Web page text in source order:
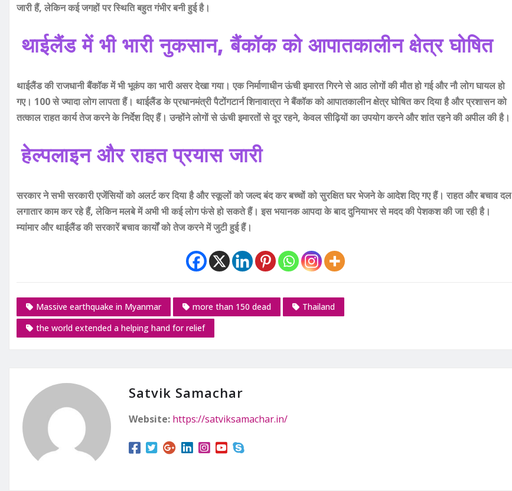
जारी हैं, लेकिन कई जगहों पर स्थिति बहुत गंभीर बनी हुई है।
थाईलैंड में भी भारी नुकसान, बैंकॉक को आपातकालीन क्षेत्र घोषित
थाईलैंड की राजधानी बैंकॉक में भी भूकंप का भारी असर देखा गया। एक निर्माणाधीन ऊंची इमारत गिरने से आठ लोगों की मौत हो गई और नौ लोग घायल हो
गए। 100 से ज्यादा लोग लापता हैं। थाईलैंड के प्रधानमंत्री पैटोंगटार्न शिनावात्रा ने बैंकॉक को आपातकालीन क्षेत्र घोषित कर दिया है और प्रशासन को
तत्काल राहत कार्य तेज करने के निर्देश दिए हैं। उन्होंने लोगों से ऊंची इमारतों से दूर रहने, केवल सीढ़ियों का उपयोग करने और शांत रहने की अपील की है।
हेल्पलाइन और राहत प्रयास जारी
सरकार ने सभी सरकारी एजेंसियों को अलर्ट कर दिया है और स्कूलों को जल्द बंद कर बच्चों को सुरक्षित घर भेजने के आदेश दिए गए हैं। राहत और बचाव दल
लगातार काम कर रहे हैं, लेकिन मलबे में अभी भी कई लोग फंसे हो सकते हैं। इस भयानक आपदा के बाद दुनियाभर से मदद की पेशकश की जा रही है।
म्यांमार और थाईलैंड की सरकारें बचाव कार्यों को तेज करने में जुटी हुई हैं।
Massive earthquake in Myanmar more than 150 dead
Thailand
the world extended a helping hand for relief
Satvik Samachar
Website: https://satviksamachar.in/